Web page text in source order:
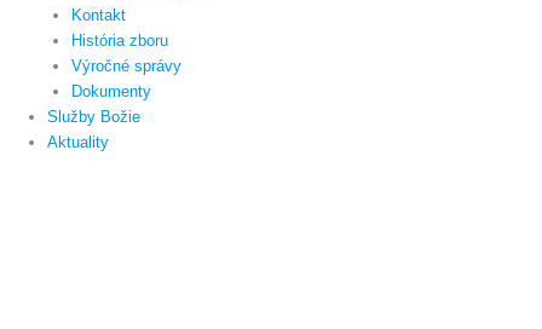
Kontakt
História zboru
Výročné správy
Dokumenty
Služby Božie
Aktuality